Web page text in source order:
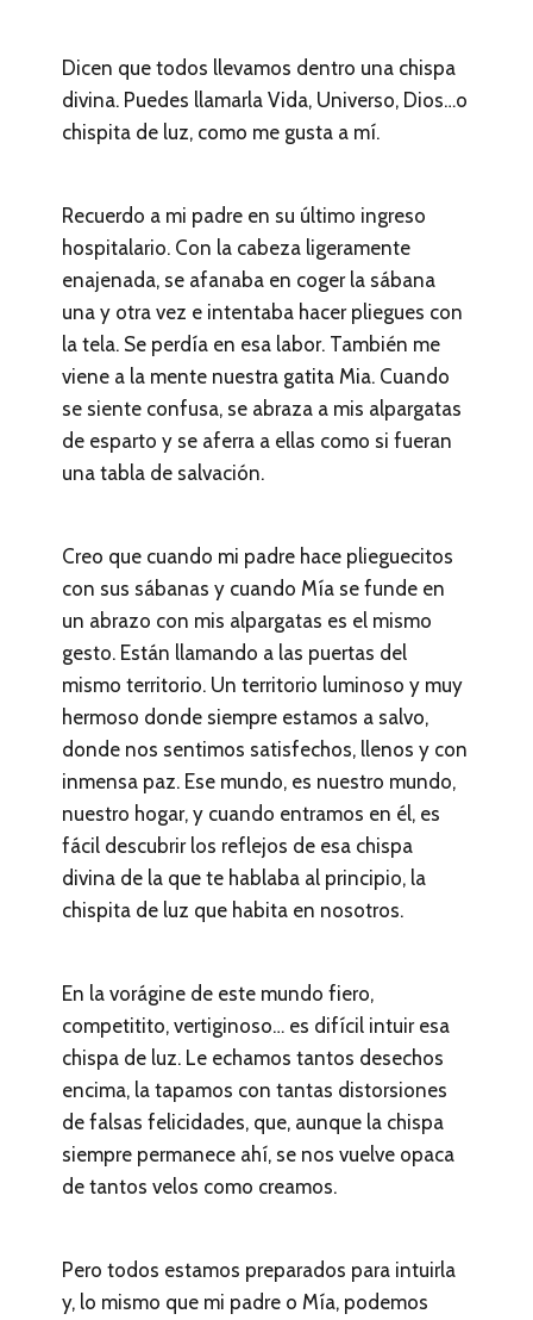
Dicen que todos llevamos dentro una chispa
divina. Puedes llamarla Vida, Universo, Dios…o
chispita de luz, como me gusta a mí.
Recuerdo a mi padre en su último ingreso
hospitalario. Con la cabeza ligeramente
enajenada, se afanaba en coger la sábana
una y otra vez e intentaba hacer pliegues con
la tela. Se perdía en esa labor. También me
viene a la mente nuestra gatita Mia. Cuando
se siente confusa, se abraza a mis alpargatas
de esparto y se aferra a ellas como si fueran
una tabla de salvación.
Creo que cuando mi padre hace plieguecitos
con sus sábanas y cuando Mía se funde en
un abrazo con mis alpargatas es el mismo
gesto. Están llamando a las puertas del
mismo territorio. Un territorio luminoso y muy
hermoso donde siempre estamos a salvo,
donde nos sentimos satisfechos, llenos y con
inmensa paz. Ese mundo, es nuestro mundo,
nuestro hogar, y cuando entramos en él, es
fácil descubrir los reflejos de esa chispa
divina de la que te hablaba al principio, la
chispita de luz que habita en nosotros.
En la vorágine de este mundo fiero,
competitito, vertiginoso… es difícil intuir esa
chispa de luz. Le echamos tantos desechos
encima, la tapamos con tantas distorsiones
de falsas felicidades, que, aunque la chispa
siempre permanece ahí, se nos vuelve opaca
de tantos velos como creamos.
Pero todos estamos preparados para intuirla
y, lo mismo que mi padre o Mía, podemos